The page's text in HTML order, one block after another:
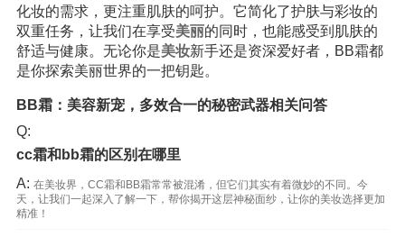
化妆的需求，更注重肌肤的呵护。它简化了护肤与彩妆的
双重任务，让我们在享受美丽的同时，也能感受到肌肤的
舒适与健康。无论你是美妆新手还是资深爱好者，BB霜都
是你探索美丽世界的一把钥匙。
BB霜：美容新宠，多效合一的秘密武器相关问答
Q:
cc霜和bb霜的区别在哪里
A: 在美妆界，CC霜和BB霜常常被混淆，但它们其实有着微妙的不同。今
天，让我们一起深入了解一下，帮你揭开这层神秘面纱，让你的美妆选择更加
精准！